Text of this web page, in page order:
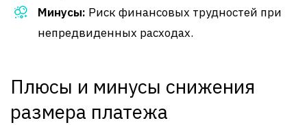
Минусы: Риск финансовых трудностей при
непредвиденных расходах.
Плюсы и минусы снижения
размера платежа